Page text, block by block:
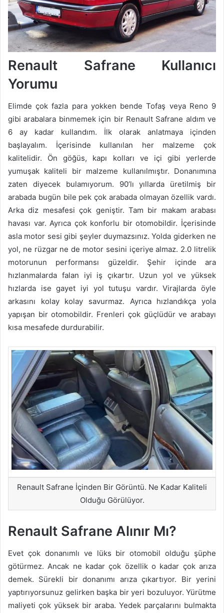
Renault Safrane Kullanıcı
Yorumu
Elimde çok fazla para yokken bende Tofaş veya Reno 9
gibi arabalara binmemek için bir Renault Safrane aldım ve
6 ay kadar kullandım. İlk olarak anlatmaya içinden
başlayalım. İçerisinde kullanılan her malzeme çok
kalitelidir. Ön göğüs, kapı kolları ve içi gibi yerlerde
yumuşak kaliteli bir malzeme kullanılmıştır. Donanımına
zaten diyecek bulamıyorum. 90’lı yıllarda üretilmiş bir
arabada bugün bile pek çok arabada olmayan özellik vardı.
Arka diz mesafesi çok geniştir. Tam bir makam arabası
havası var. Ayrıca çok konforlu bir otomobildir. İçerisinde
asla motor sesi gibi şeyler duymazsınız. Yolda giderken ne
yol, ne rüzgar ne de motor sesini içeriye almaz. 2.0 litrelik
motorunun performansı güzeldir. Şehir içinde ara
hızlanmalarda falan iyi iş çıkartır. Uzun yol ve yüksek
hızlarda ise gayet iyi yol tutuşu vardır. Virajlarda öyle
arkasını kolay kolay savurmaz. Ayrıca hızlandıkça yola
yapışan bir otomobildir. Frenleri çok güçlüdür ve arabayı
kısa mesafede durdurabilir.
Renault Safrane İçinden Bir Görüntü. Ne Kadar Kaliteli
Olduğu Görülüyor.
Renault Safrane Alınır Mı?
Evet çok donanımlı ve lüks bir otomobil olduğu şüphe
götürmez. Ancak ne kadar çok özellik o kadar çok arıza
demek. Sürekli bir donanımı arıza çıkartıyor. Bir yerini
yaptırıyorsunuz gelirken başka bir yeri bozuluyor. Yürütme
maliyeti çok yüksek bir araba. Yedek parçalarını bulmakta